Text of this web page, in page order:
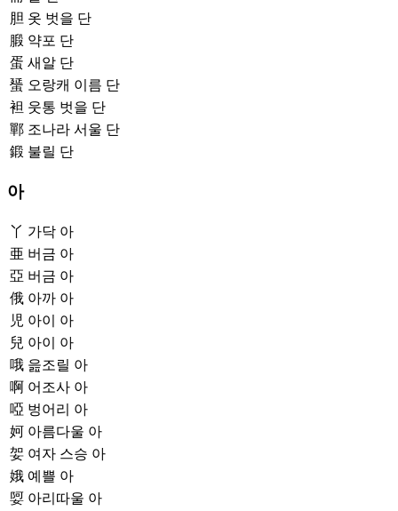
胆 옷 벗을 단
腶 약포 단
蛋 새알 단
蜑 오랑캐 이름 단
袒 웃통 벗을 단
鄲 조나라 서울 단
鍛 불릴 단
아
丫 가닥 아
亜 버금 아
亞 버금 아
俄 아까 아
児 아이 아
兒 아이 아
哦 읊조릴 아
啊 어조사 아
啞 벙어리 아
妸 아름다울 아
妿 여자 스승 아
娥 예쁠 아
娿 아리따울 아